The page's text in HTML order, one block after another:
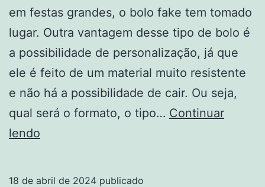
em festas grandes, o bolo fake tem tomado
lugar. Outra vantagem desse tipo de bolo é
a possibilidade de personalização, já que
ele é feito de um material muito resistente
e não há a possibilidade de cair. Ou seja,
qual será o formato, o tipo… Continuar
lendo
18 de abril de 2024 publicado